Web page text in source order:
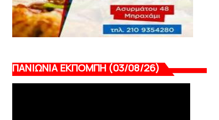
ΠΑΝΙΩΝΙΑ ΕΚΠΟΜΠΗ (03/08/26)